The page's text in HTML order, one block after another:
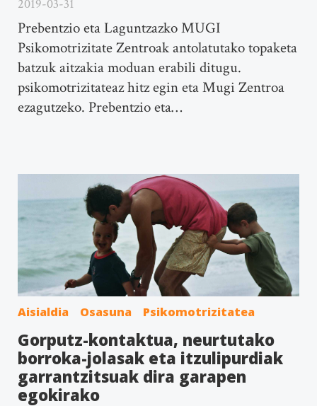
2019-03-31
Prebentzio eta Laguntzazko MUGI
Psikomotrizitate Zentroak antolatutako topaketa
batzuk aitzakia moduan erabili ditugu.
psikomotrizitateaz hitz egin eta Mugi Zentroa
ezagutzeko. Prebentzio eta…
Aisialdia Osasuna Psikomotrizitatea
Gorputz-kontaktua, neurtutako
borroka-jolasak eta itzulipurdiak
garrantzitsuak dira garapen
egokirako